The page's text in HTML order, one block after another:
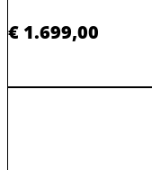
€ 1.699,00